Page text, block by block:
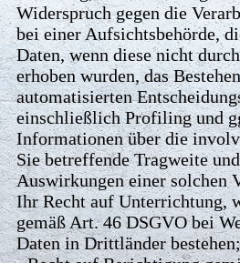
Widerspruch gegen die
bei einer Aufsichtsbehörde,
Daten, wenn diese nicht
erhoben wurden, das
automatisierten
einschließlich Profiling und
Informationen über die
Sie betreffende Tragweite
Auswirkungen einer solchen
Ihr Recht auf Unterrichtung,
gemäß Art. 46 DSGVO bei
Daten in Drittländer bestehen;